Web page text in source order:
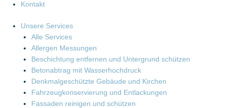
Kontakt
Unsere Services
Alle Services
Allergen Messungen
Beschichtung entfernen und Untergrund schützen
Betonabtrag mit Wasserhochdruck
Denkmalgeschützte Gebäude und Kirchen
Fahrzeugkonservierung und Entlackungen
Fassaden reinigen und schützen